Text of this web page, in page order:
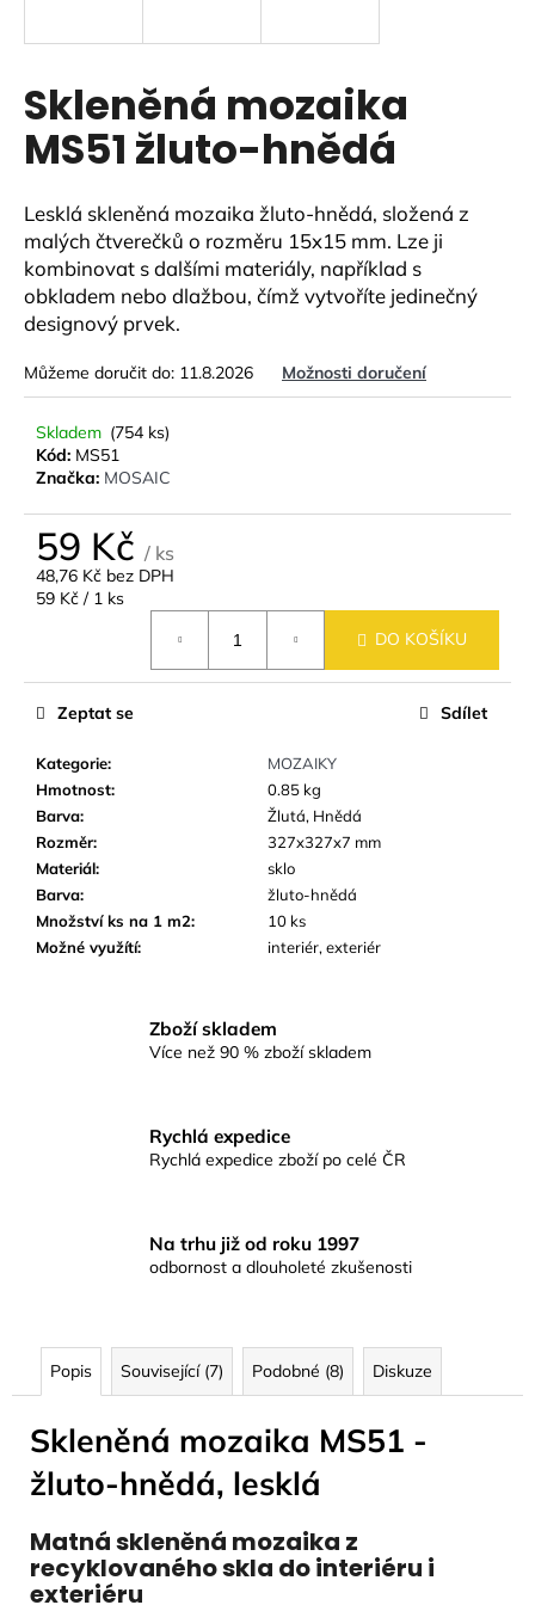
Skleněná mozaika
MS51 žluto-hnědá
Lesklá skleněná mozaika žluto-hnědá, složená z
malých čtverečků o rozměru 15x15 mm. Lze ji
kombinovat s dalšími materiály, například s
obkladem nebo dlažbou, čímž vytvoříte jedinečný
designový prvek.
Můžeme doručit do: 11.8.2026 Možnosti doručení
Skladem (754 ks)
Kód: MS51
Značka: MOSAIC
59 Kč / ks
48,76 Kč bez DPH
Měrná
59 Kč / 1 ks
DO KOŠÍKU
Kategorie:
MOZAIKY
Hmotnost:
0.85 kg
Barva:
Žlutá, Hnědá
Rozměr:
327x327x7 mm
Materiál:
sklo
Barva:
žluto-hnědá
Množství ks na 1 m2:
10 ks
Možné využítí: interiér, exteriér
Zeptat se Sdílet
Zboží skladem
Více než 90 % zboží skladem
Rychlá expedice
Rychlá expedice zboží po celé ČR
Na trhu již od roku 1997
odbornost a dlouholeté zkušenosti
Popis Související (7) Podobné (8) Diskuze
Skleněná mozaika MS51 -
žluto-hnědá, lesklá
Matná skleněná mozaika z
recyklovaného skla do interiéru i
exteriéru
í
t
?
HLEDAT
D
o
p
o
u
u
MOZAIKA
MSM51
HNĚDÁ
ŠRAFOVANÁ
95
Kč